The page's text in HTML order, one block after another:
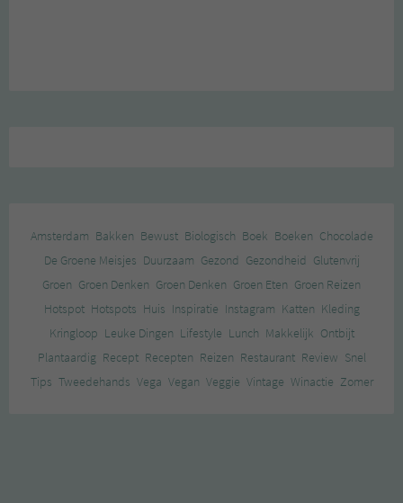
Amsterdam Bakken Bewust Biologisch Boek Boeken Chocolade
De Groene Meisjes Duurzaam Gezond Gezondheid Glutenvrij
Groen Groen Denken Groen Denken Groen Eten Groen Reizen
Hotspot Hotspots Huis Inspiratie Instagram Katten Kleding
Kringloop Leuke Dingen Lifestyle Lunch Makkelijk Ontbijt
Plantaardig Recept Recepten Reizen Restaurant Review Snel
Tips Tweedehands Vega Vegan Veggie Vintage Winactie Zomer